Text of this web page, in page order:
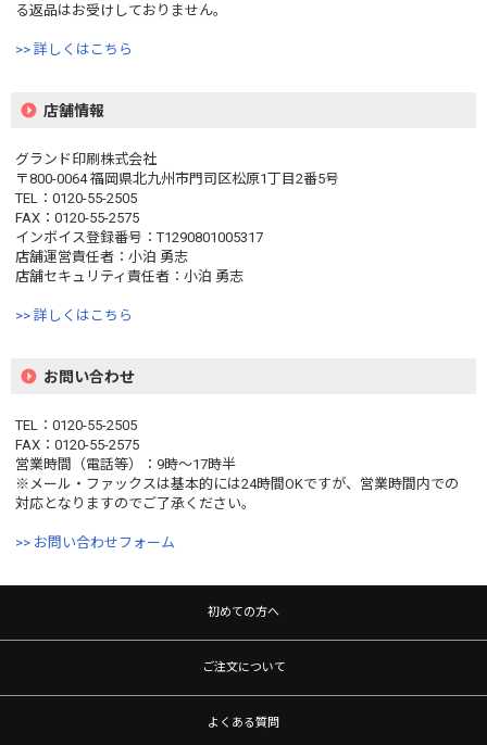
る返品はお受けしておりません。
>> 詳しくはこちら
店舗情報
グランド印刷株式会社
〒800-0064 福岡県北九州市門司区松原1丁目2番5号
TEL：0120-55-2505
FAX：0120-55-2575
インボイス登録番号：T1290801005317
店舗運営責任者：小泊 勇志
店舗セキュリティ責任者：小泊 勇志
>> 詳しくはこちら
お問い合わせ
TEL：0120-55-2505
FAX：0120-55-2575
営業時間（電話等）：9時〜17時半
※メール・ファックスは基本的には24時間OKですが、営業時間内での
対応となりますのでご了承ください。
>> お問い合わせフォーム
初めての方へ
ご注文について
よくある質問